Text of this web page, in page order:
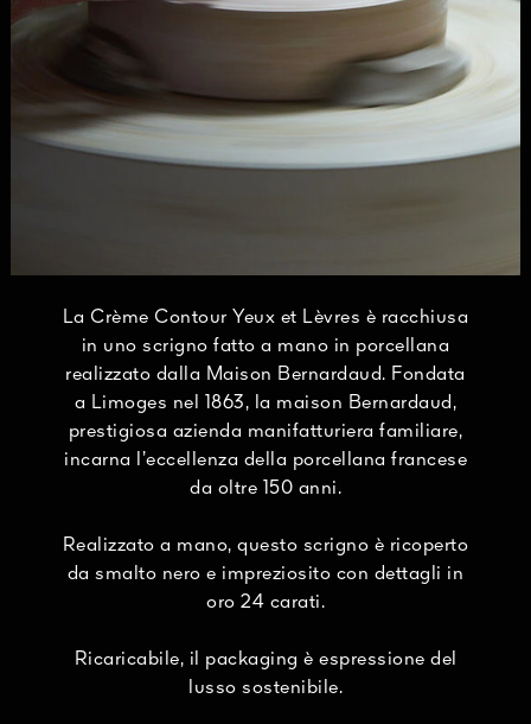
La Crème Contour Yeux et Lèvres è racchiusa
in uno scrigno fatto a mano in porcellana
realizzato dalla Maison Bernardaud. Fondata
a Limoges nel 1863, la maison Bernardaud,
prestigiosa azienda manifatturiera familiare,
incarna l’eccellenza della porcellana francese
da oltre 150 anni.
Realizzato a mano, questo scrigno è ricoperto
da smalto nero e impreziosito con dettagli in
oro 24 carati.
Ricaricabile, il packaging è espressione del
lusso sostenibile.